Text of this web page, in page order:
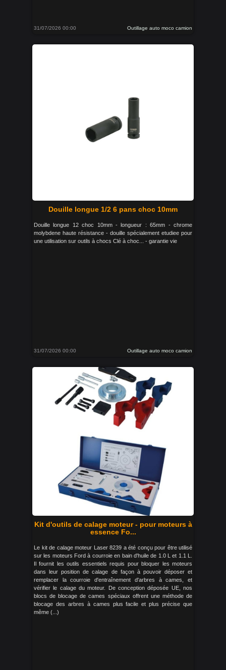
31/07/2026 00:00 Outillage auto moco camion
Douille longue 1/2 6 pans choc 10mm
Douille longue 12 choc 10mm - longueur : 65mm - chrome
molybdene haute résistance - douille spécialement etudiee pour
une utilisation sur outils à chocs Clé à choc... - garantie vie
31/07/2026 00:00 Outillage auto moco camion
Kit d'outils de calage moteur - pour moteurs à
essence Fo...
Le kit de calage moteur Laser 8239 a été conçu pour être utilisé
sur les moteurs Ford à courroie en bain d'huile de 1.0 L et 1.1 L.
Il fournit les outils essentiels requis pour bloquer les moteurs
dans leur position de calage de façon à pouvoir déposer et
remplacer la courroie d'entraînement d'arbres à cames, et
vérifier le calage du moteur. De conception déposée UE, nos
blocs de blocage de cames spéciaux offrent une méthode de
blocage des arbres à cames plus facile et plus précise que
même (...)